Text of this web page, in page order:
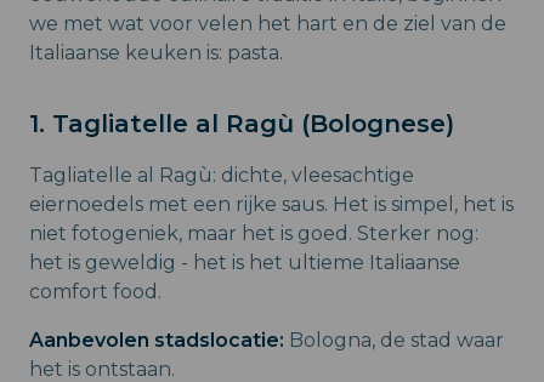
we met wat voor velen het hart en de ziel van de
Italiaanse keuken is: pasta.
1. Tagliatelle al Ragù (Bolognese)
Tagliatelle al Ragù: dichte, vleesachtige
eiernoedels met een rijke saus. Het is simpel, het is
niet fotogeniek, maar het is goed. Sterker nog:
het is geweldig - het is het ultieme Italiaanse
comfort food.
Aanbevolen stadslocatie: Bologna, de stad waar
het is ontstaan.